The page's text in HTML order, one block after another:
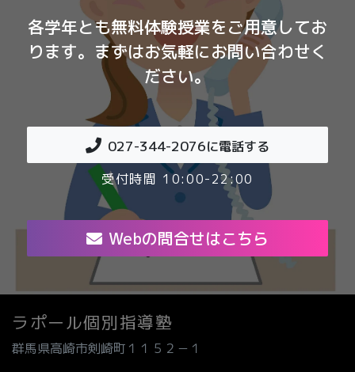
各学年とも無料体験授業をご用意してお
ります。まずはお気軽にお問い合わせく
ださい。
027-344-2076に電話する
受付時間 10:00-22:00
Webの問合せはこちら
ラポール個別指導塾
群馬県高崎市剣崎町１１５２－１